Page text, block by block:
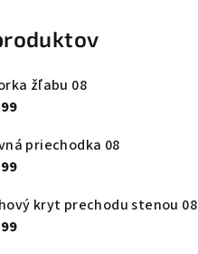
žľabu 08
priechodka 08
kryt prechodu stenou 08